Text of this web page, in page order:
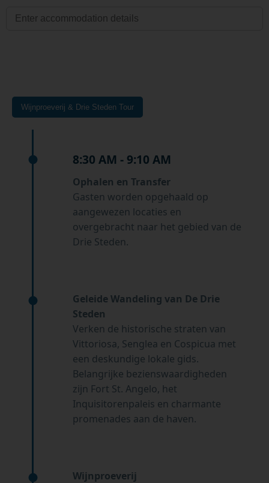
Wijnproeverij & Drie Steden Tour
8:30 AM - 9:10 AM
Ophalen en Transfer
Gasten worden opgehaald op
aangewezen locaties en
overgebracht naar het gebied van de
Drie Steden.
Geleide Wandeling van De Drie
Steden
Verken de historische straten van
Vittoriosa, Senglea en Cospicua met
een deskundige lokale gids.
Belangrijke bezienswaardigheden
zijn Fort St. Angelo, het
Inquisitorenpaleis en charmante
promenades aan de haven.
Wijnproeverij